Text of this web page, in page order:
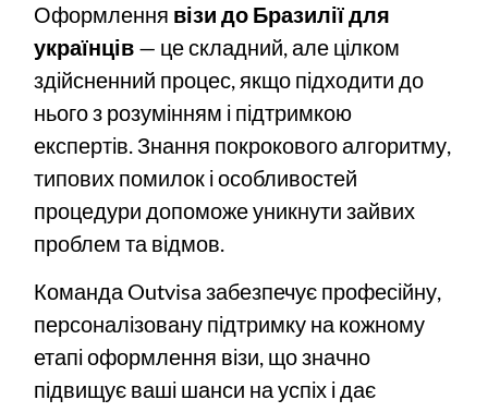
Оформлення візи до Бразилії для
українців — це складний, але цілком
здійсненний процес, якщо підходити до
нього з розумінням і підтримкою
експертів. Знання покрокового алгоритму,
типових помилок і особливостей
процедури допоможе уникнути зайвих
проблем та відмов.
Команда Outvisa забезпечує професійну,
персоналізовану підтримку на кожному
етапі оформлення візи, що значно
підвищує ваші шанси на успіх і дає